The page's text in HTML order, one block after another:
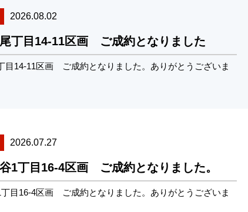
2026.08.02
丁目14-11区画 ご成約となりました
目14-11区画 ご成約となりました。ありがとうございま
2026.07.27
1丁目16-4区画 ご成約となりました。
目16-4区画 ご成約となりました。ありがとうございま